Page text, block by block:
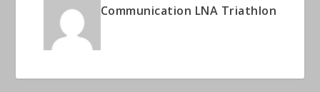
Communication LNA Triathlon